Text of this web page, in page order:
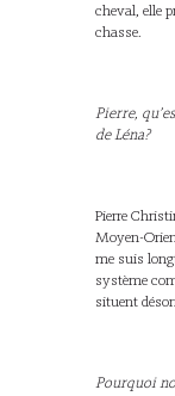
cheval, elle
chasse.
Pierre,
de Léna?
Pierre
Moyen-
me suis
système
situent
Pourquoi